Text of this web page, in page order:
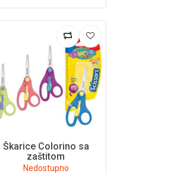
Škarice Colorino sa
zaštitom
Nedostupno